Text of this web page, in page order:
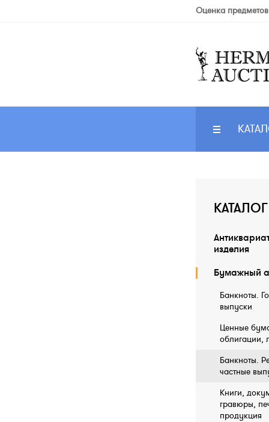
Оценка
изделия
Бумажный
Банкноты.
выпуски
Ценные
облигации,
Банкноты.
частные
Книги,
гравюры,
продукция